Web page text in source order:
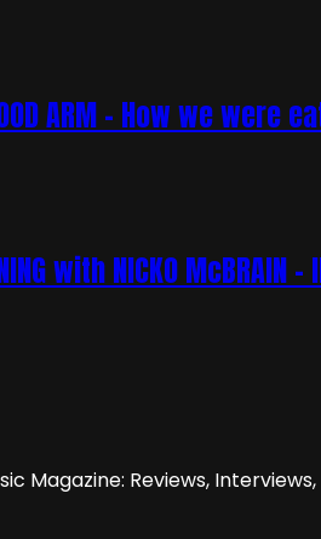
ARM – How we
with NICKO
Magazine: Reviews,